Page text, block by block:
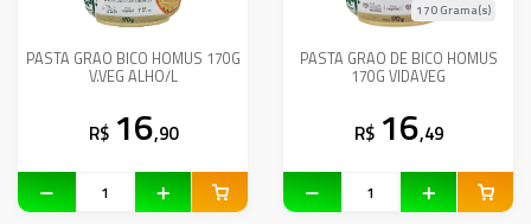
PASTA GRAO BICO HOMUS 170G
V.VEG ALHO/L
R$ 16,90
PASTA GRAO DE BICO HOMUS
170G VIDAVEG
170 Grama(s)
R$ 16,49